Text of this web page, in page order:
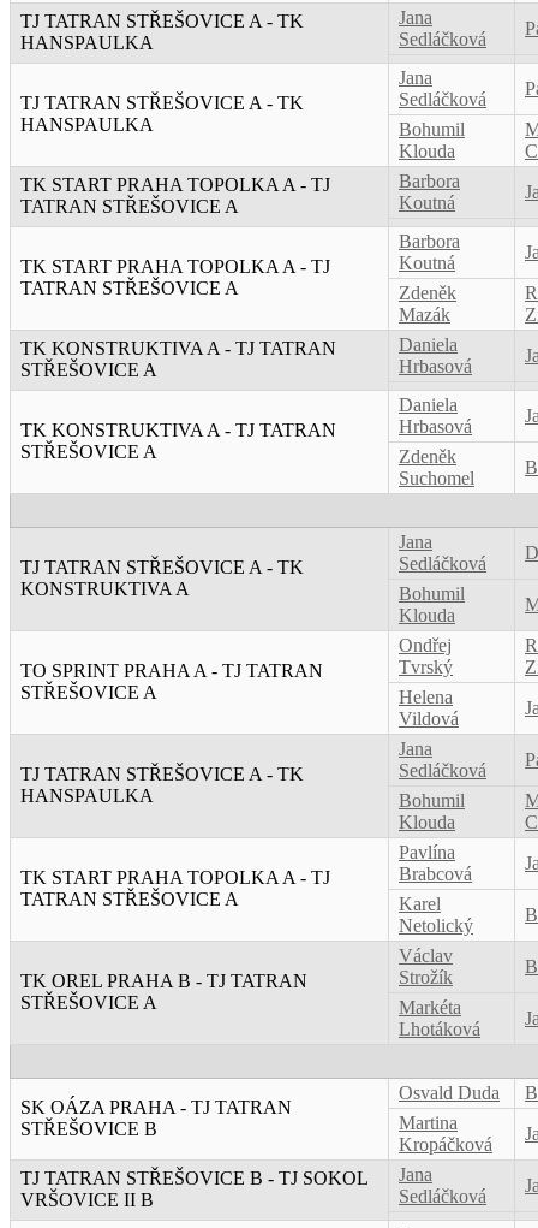
TJ TATRAN STŘEŠOVICE A - TK
HANSPAULKA
Jana
Sedláčková
TJ TATRAN STŘEŠOVICE A - TK
HANSPAULKA
Jana
Sedláčková
Bohumil
Klouda
TK START PRAHA TOPOLKA A - TJ
TATRAN STŘEŠOVICE A
Barbora
Koutná
TK START PRAHA TOPOLKA A - TJ
TATRAN STŘEŠOVICE A
Barbora
Koutná
Zdeněk
Mazák
TK KONSTRUKTIVA A - TJ TATRAN
STŘEŠOVICE A
Daniela
Hrbasová
TK KONSTRUKTIVA A - TJ TATRAN
STŘEŠOVICE A
Daniela
Hrbasová
Zdeněk
Suchomel
TJ TATRAN STŘEŠOVICE A - TK
KONSTRUKTIVA A
Jana
Sedláčková
Bohumil
Klouda
TO SPRINT PRAHA A - TJ TATRAN
STŘEŠOVICE A
Ondřej
Tvrský
Helena
Vildová
TJ TATRAN STŘEŠOVICE A - TK
HANSPAULKA
Jana
Sedláčková
Bohumil
Klouda
TK START PRAHA TOPOLKA A - TJ
TATRAN STŘEŠOVICE A
Pavlína
Brabcová
Karel
Netolický
TK OREL PRAHA B - TJ TATRAN
STŘEŠOVICE A
Václav
Strožík
Markéta
Lhotáková
SK OÁZA PRAHA - TJ TATRAN
STŘEŠOVICE B
Osvald Duda
Martina
Kropáčková
TJ TATRAN STŘEŠOVICE B - TJ SOKOL
VRŠOVICE II B
Jana
Sedláčková